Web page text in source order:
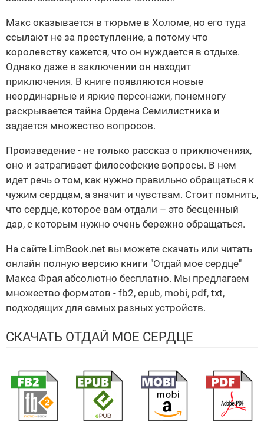
Макс оказывается в тюрьме в Холоме, но его туда
ссылают не за преступление, а потому что
королевству кажется, что он нуждается в отдыхе.
Однако даже в заключении он находит
приключения. В книге появляются новые
неординарные и яркие персонажи, понемногу
раскрывается тайна Ордена Семилистника и
задается множество вопросов.
Произведение - не только рассказ о приключениях,
оно и затрагивает философские вопросы. В нем
идет речь о том, как нужно правильно обращаться к
чужим сердцам, а значит и чувствам. Стоит помнить,
что сердце, которое вам отдали – это бесценный
дар, с которым нужно очень бережно обращаться.
На сайте LimBook.net вы можете скачать или читать
онлайн полную версию книги "Отдай мое сердце"
Макса Фрая абсолютно бесплатно. Мы предлагаем
множество форматов - fb2, epub, mobi, pdf, txt,
подходящих для самых разных устройств.
СКАЧАТЬ ОТДАЙ МОЕ СЕРДЦЕ